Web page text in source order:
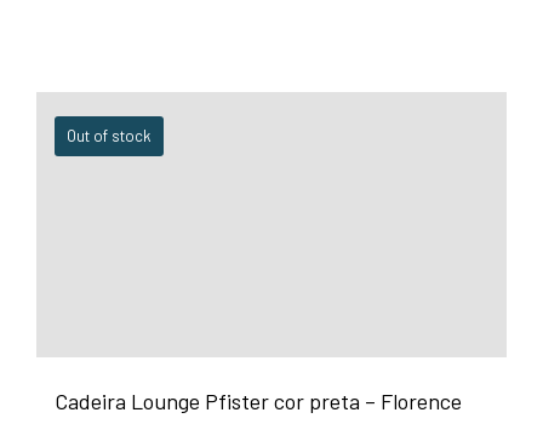
Out of stock
Cadeira Lounge Pfister cor preta – Florence